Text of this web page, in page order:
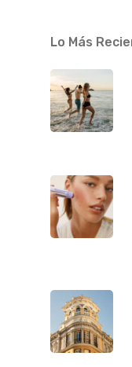
Lo Más